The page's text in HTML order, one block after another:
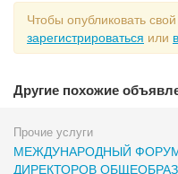
Чтобы опубликовать
зарегистрироваться или
Другие похожие
Прочие услуги
МЕЖДУНАРОДНЫЙ
ДИРЕКТОРОВ